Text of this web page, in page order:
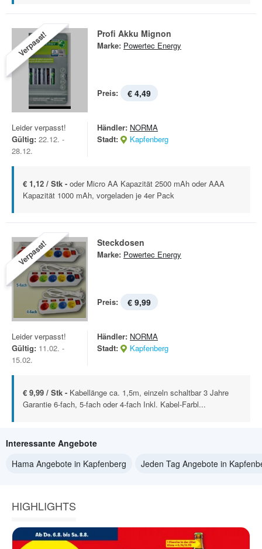
Verpasst! Profi Akku Mignon
Marke: Powertec Energy
Preis: € 4,49
Leider verpasst!
Gültig: 22.12. -
28.12.
Händler: NORMA
Stadt:
Kapfenberg
€ 1,12 / Stk - oder Micro AA Kapazität 2500 mAh oder AAA
Kapazität 1000 mAh, vorgeladen je 4er Pack
Verpasst! Steckdosen
Marke: Powertec Energy
Preis: € 9,99
Leider verpasst!
Gültig: 11.02. -
15.02.
Händler: NORMA
Stadt:
Kapfenberg
€ 9,99 / Stk - Kabellänge ca. 1,5m, einzeln schaltbar 3 Jahre
Garantie 6-fach, 5-fach oder 4-fach Inkl. Kabel-Farbl...
Interessante Angebote
Hama Angebote in Kapfenberg
Jeden Tag Angebote in
HIGHLIGHTS